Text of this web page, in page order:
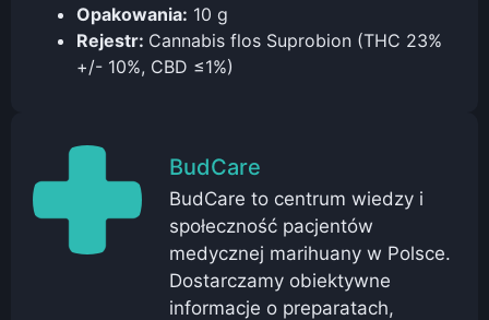
Opakowania: 10 g
Rejestr: Cannabis flos Suprobion (THC 23%
+/- 10%, CBD ≤1%)
BudCare
BudCare to centrum wiedzy i
społeczność pacjentów
medycznej marihuany w Polsce.
Dostarczamy obiektywne
informacje o preparatach,